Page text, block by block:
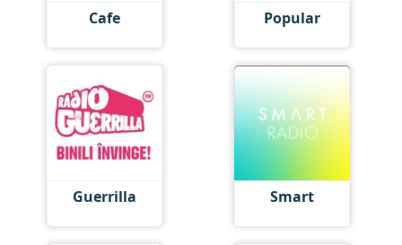
Cafe Popular
Guerrilla Smart